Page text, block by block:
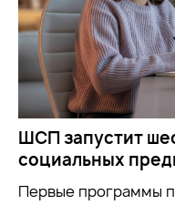
ШСП запустит
социальных
Первые программы